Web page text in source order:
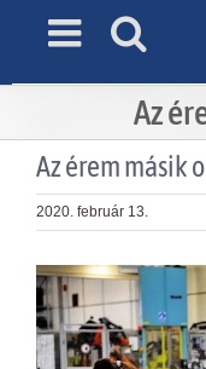
Az
Az érem másik
2020. február 13.
View
Larger
Image